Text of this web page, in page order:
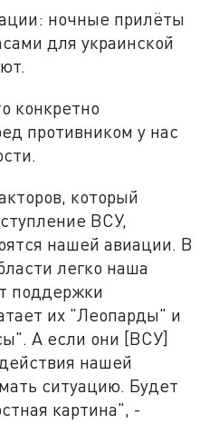
ночные прилёты
для украинской
конкретно
противником у нас
который
ВСУ,
нашей авиации. В
легко наша
поддержки
их "Леопарды" и
А если они [ВСУ]
нашей
ситуацию. Будет
картина", -